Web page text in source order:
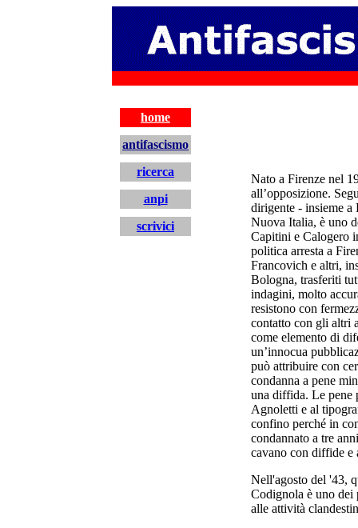
home
Nato a Firenze nel
all’opposizione.
dirigente - insieme a
Nuova Italia, è uno
Capitini e Calogero
politica arresta a
Francovich e altri,
Bologna, trasferiti
indagini, molto
resistono con
contatto con gli altri
come elemento di
un’innocua
può attribuire con
condanna a pene
una diffida. Le pene
Agnoletti e al
confino perché in
condannato a tre
cavano con diffide e
Nell'agosto del '43,
Codignola è uno dei
alle attività
antifascismo
ricerca
anpi
scrivici